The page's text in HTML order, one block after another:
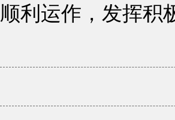
顺利运作，发挥积